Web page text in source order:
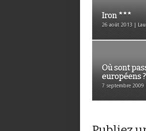
Iron ***
26 août 2013 |
Où sont
européens
7 septembre 2009